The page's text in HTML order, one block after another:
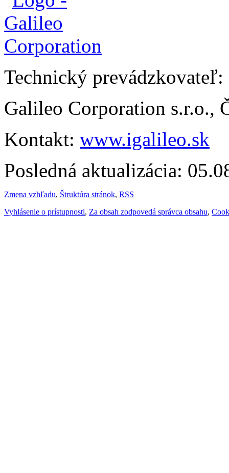
Technický prevádzkovateľ:
Galileo Corporation s.r.o.,
Kontakt: www.igalileo.sk
Posledná aktualizácia:
Zmena vzhľadu, Štruktúra stránok, RSS
Vyhlásenie o prístupnosti, Za obsah zodpovedá správca obsahu,